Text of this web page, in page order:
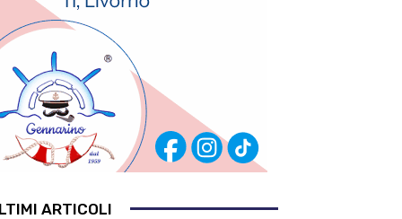
ARTICOLI